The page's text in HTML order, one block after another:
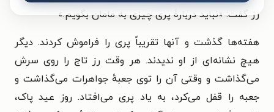
رز گفت: «نباید دربارهٔ پری چیزی به مامان بگویم.»
هفته‌ها گذشت و آنها تقریباً پری را فراموش کردند. دیگر
هیچ نشانه‌ای از او ندیدند. هر وقت رز تاج را روی سرش
می‌گذاشت و وقتی آن را توی جعبهٔ جواهرات می‌گذاشت و
جعبه را قفل می‌کرد، به یاد پری می‌افتاد. روز عید پاک،